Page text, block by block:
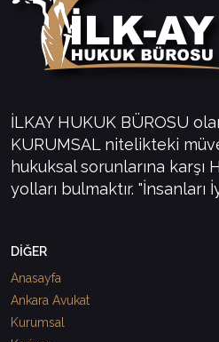
İLKAY HUKUK BÜROSU
KURUMSAL nitelikteki
hukuksal sorunlarına karşı
yolları bulmaktır. "İnsanları
DİĞER
Anasayfa
Ankara Avukat
Kurumsal